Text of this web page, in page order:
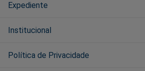
Expediente
Institucional
Política de Privacidade